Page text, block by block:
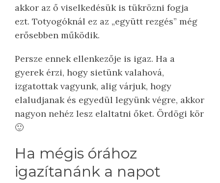
akkor az ő viselkedésük is tükrözni fogja
ezt. Totyogóknál ez az „együtt rezgés” még
erősebben működik.
Persze ennek ellenkezője is igaz. Ha a
gyerek érzi, hogy sietünk valahová,
izgatottak vagyunk, alig várjuk, hogy
elaludjanak és egyedül legyünk végre, akkor
nagyon nehéz lesz elaltatni őket. Ördögi kör
🙂
Ha mégis órához
igazítanánk a napot